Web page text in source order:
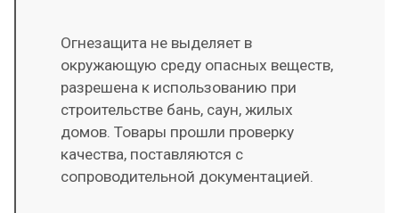
Огнезащита не выделяет в
окружающую среду опасных веществ,
разрешена к использованию при
строительстве бань, саун, жилых
домов. Товары прошли проверку
качества, поставляются с
сопроводительной документацией.